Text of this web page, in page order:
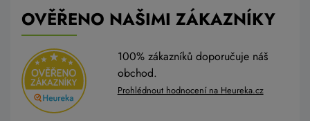
OVĚŘENO NAŠIMI ZÁKAZNÍKY
100% zákazníků doporučuje náš
obchod.
Prohlédnout hodnocení na Heureka.cz